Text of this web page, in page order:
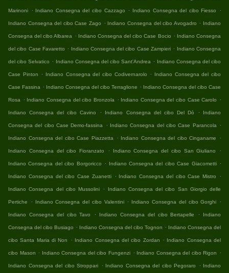
Marinoni . Indiano Consegna del cibo Cazzago . Indiano Consegna del cibo Fiesso .
Indiano Consegna del cibo Case Zago . Indiano Consegna del cibo Avogadro . Indiano
Consegna del cibo Albarea . Indiano Consegna del cibo Case Bocio . Indiano Consegna
del cibo Case Favaretto . Indiano Consegna del cibo Case Zampieri . Indiano Consegna
del cibo Selvatico . Indiano Consegna del cibo Sant'Andrea . Indiano Consegna del cibo
Case Pinton . Indiano Consegna del cibo Codivernarolo . Indiano Consegna del cibo
Case Fassina . Indiano Consegna del cibo Terraglione . Indiano Consegna del cibo Case
Rosa . Indiano Consegna del cibo Bronzola . Indiano Consegna del cibo Case Carolo .
Indiano Consegna del cibo Cavino . Indiano Consegna del cibo Del Dò . Indiano
Consegna del cibo Case Demo-fassina . Indiano Consegna del cibo Case Parancola .
Indiano Consegna del cibo Case Piazzetta . Indiano Consegna del cibo Cinganame .
Indiano Consegna del cibo Fioranzato . Indiano Consegna del cibo San Giuliano .
Indiano Consegna del cibo Borgoricco . Indiano Consegna del cibo Case Giacometti .
Indiano Consegna del cibo Case Zuanetti . Indiano Consegna del cibo Case Mistro .
Indiano Consegna del cibo Mussolini . Indiano Consegna del cibo San Giorgio delle
Pertiche . Indiano Consegna del cibo Valentini . Indiano Consegna del cibo Gorghi .
Indiano Consegna del cibo Tavo . Indiano Consegna del cibo Bertapelle . Indiano
Consegna del cibo Busiago . Indiano Consegna del cibo Tognon . Indiano Consegna del
cibo Santa Maria di Non . Indiano Consegna del cibo Zordan . Indiano Consegna del
cibo Mason . Indiano Consegna del cibo Fungenzi . Indiano Consegna del cibo Rigon .
Indiano Consegna del cibo Stroppari . Indiano Consegna del cibo Pegoraro . Indiano